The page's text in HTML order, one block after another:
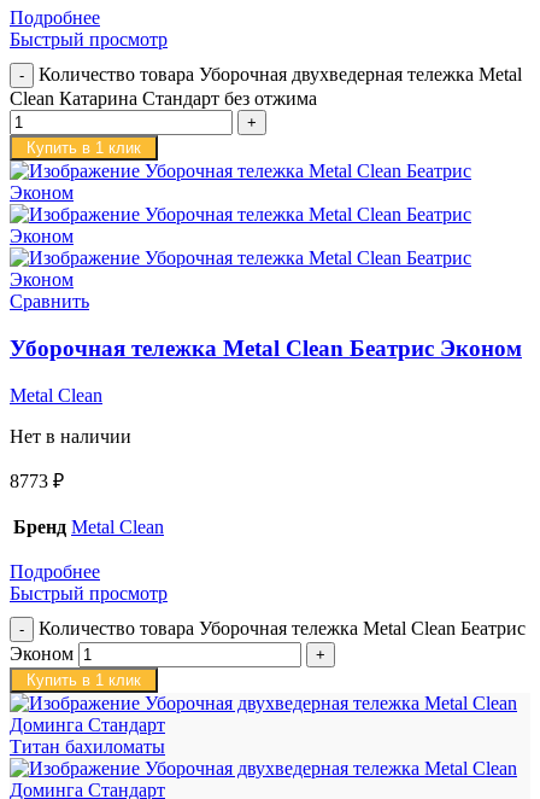
Подробнее
Быстрый просмотр
Количество товара Уборочная двухведерная тележка Metal
Clean Катарина Стандарт без отжима
Купить в 1 клик
Сравнить
Уборочная тележка Metal Clean Беатрис Эконом
Metal Clean
Нет в наличии
8773 ₽
Бренд Metal Clean
Подробнее
Быстрый просмотр
Количество товара Уборочная тележка Metal Clean Беатрис
Эконом
Купить в 1 клик
Титан бахиломаты